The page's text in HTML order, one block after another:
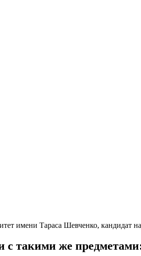
имени Тараса Шевченко, кандидат
с такими же